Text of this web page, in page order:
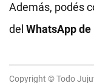
Además, podés
del WhatsApp de
Copyright © Todo